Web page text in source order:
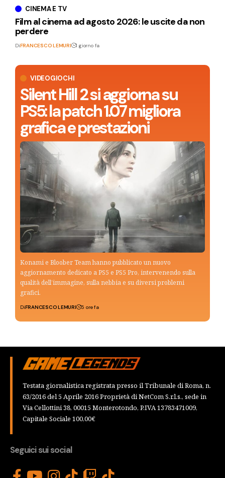
VIDEOGIOCHI
Silent Hill 2 si aggiorna su
PS5: la patch 1.07 migliora
grafica e prestazioni
Konami e Bloober Team hanno pubblicato un nuovo
aggiornamento dedicato a PS5 e PS5 Pro, intervenendo sulla
qualità dell’immagine, sulla nebbia e su diversi problemi
grafici.
DiFRANCESCO LEMURI 5 ore fa
CINEMA E TV
Film al cinema ad agosto 2026: le uscite da non
perdere
DiFRANCESCO LEMURI 1 giorno fa
Testata giornalistica registrata presso il Tribunale di Roma, n.
63/2016 del 5 Aprile 2016 Proprietà di NetCom S.r.l.s., sede in
Via Cellottini 38, 00015 Monterotondo, P.IVA 13783471009,
Capitale Sociale 100,00€
Seguici sui social